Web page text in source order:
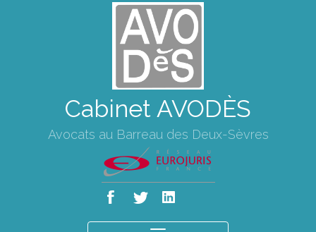
Cabinet AVODÈS
Avocats au Barreau des Deux-Sèvres